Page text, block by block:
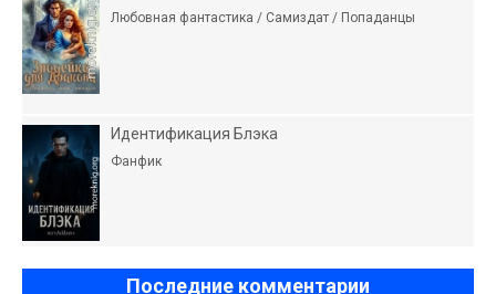
Любовная фантастика / Самиздат / Попаданцы
Идентификация Блэка
Фанфик
Последние комментарии